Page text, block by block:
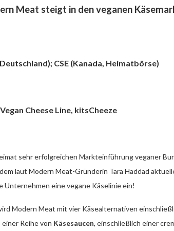
Meat steigt in den veganen
CSE (Kanada, Heimatbörse)
Cheese Line, kitsCheeze
sehr erfolgreichen Markteinführung veganer
laut Modern Meat-Gründerin Tara Haddad
eine vegane Käselinie ein!
Modern Meat mit vier Käsealternativen
einer Reihe von Käsesaucen, einschließlich einer